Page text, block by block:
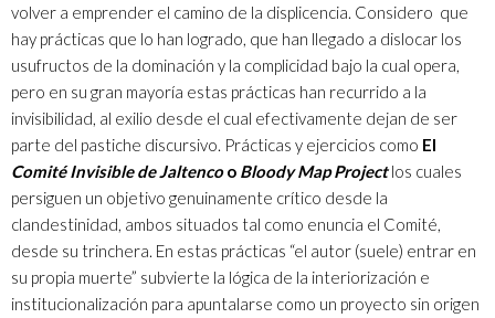
volver a emprender el camino de la displicencia. Considero que
hay prácticas que lo han logrado, que han llegado a dislocar los
usufructos de la dominación y la complicidad bajo la cual opera,
pero en su gran mayoría estas prácticas han recurrido a la
invisibilidad, al exilio desde el cual efectivamente dejan de ser
parte del pastiche discursivo. Prácticas y ejercicios como El
Comité Invisible de Jaltencoo Bloody Map Projectlos cuales
persiguen un objetivo genuinamente crítico desde la
clandestinidad, ambos situados tal como enuncia el Comité,
desde su trinchera. En estas prácticas “el autor (suele) entrar en
su propia muerte” subvierte la lógica de la interiorización e
institucionalización para apuntalarse como un proyecto sin origen